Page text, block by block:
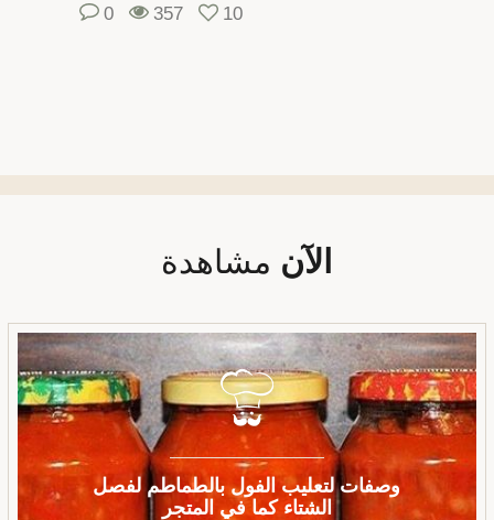
0 357 10
الآن مشاهدة
وصفات لتعليب الفول بالطماطم لفصل
الشتاء كما في المتجر